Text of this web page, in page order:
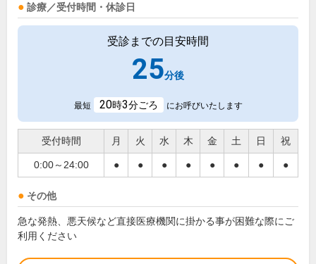
診療／受付時間・休診日
受診までの目安時間
25分後
最短 20時3分ごろ にお呼びいたします
受付時間 月 火 水 木 金 土 日 祝
0:00～24:00 ● ● ● ● ● ● ● ●
その他
急な発熱、悪天候など直接医療機関に掛かる事が困難な際にご
利用ください